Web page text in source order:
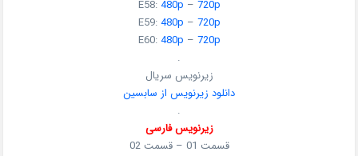
E58:480p – 720p
E59:480p – 720p
E60:480p – 720p
.
زیرنویس سریال
دانلود زیرنویس از سابسین
.
زیرنویس فارسی
قسمت 01 – قسمت 02